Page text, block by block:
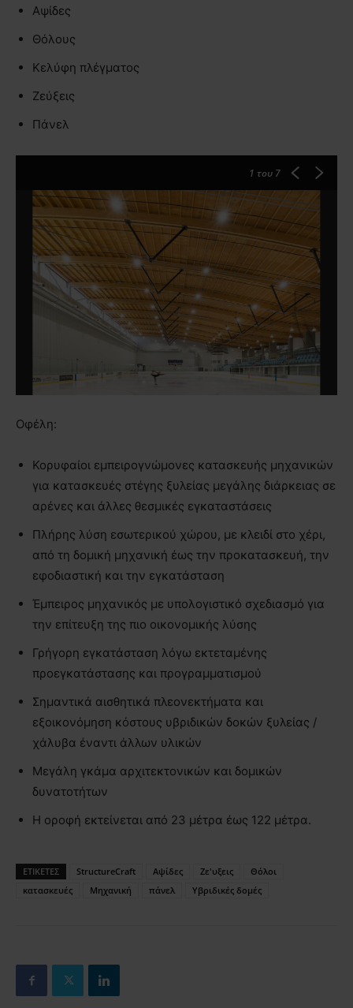
Αψίδες
Θόλους
Κελύφη πλέγματος
Ζεύξεις
Πάνελ
1 του 7
Οφέλη:
Κορυφαίοι εμπειρογνώμονες κατασκευής μηχανικών
για κατασκευές στέγης ξυλείας μεγάλης διάρκειας σε
αρένες και άλλες θεσμικές εγκαταστάσεις
Πλήρης λύση εσωτερικού χώρου, με κλειδί στο χέρι,
από τη δομική μηχανική έως την προκατασκευή, την
εφοδιαστική και την εγκατάσταση
Έμπειρος μηχανικός με υπολογιστικό σχεδιασμό για
την επίτευξη της πιο οικονομικής λύσης
Γρήγορη εγκατάσταση λόγω εκτεταμένης
προεγκατάστασης και προγραμματισμού
Σημαντικά αισθητικά πλεονεκτήματα και
εξοικονόμηση κόστους υβριδικών δοκών ξυλείας /
χάλυβα έναντι άλλων υλικών
Μεγάλη γκάμα αρχιτεκτονικών και δομικών
δυνατοτήτων
Η οροφή εκτείνεται από 23 μέτρα έως 122 μέτρα.
ΕΤΙΚΕΤΕΣ StructureCraft Αψίδες Ζε'υξεις
Θόλοι
κατασκευές
Μηχανική πάνελ Υβριδικές δομές